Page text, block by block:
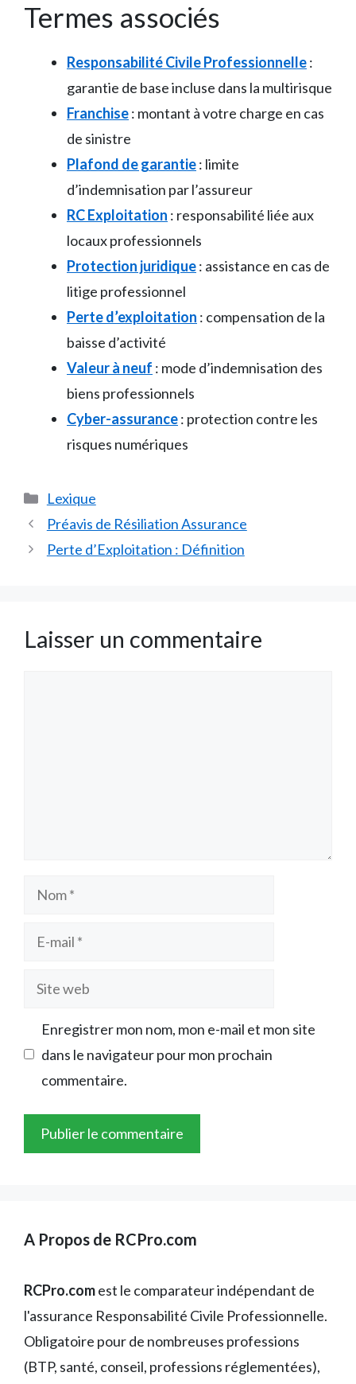
Termes associés
Responsabilité Civile Professionnelle:
garantie de base incluse dans la multirisque
Franchise: montant à votre charge en cas
de sinistre
Plafond de garantie: limite
d’indemnisation par l’assureur
RC Exploitation : responsabilité liée aux
locaux professionnels
Protection juridique: assistance en cas de
litige professionnel
Perte d’exploitation : compensation de la
baisse d’activité
Valeur à neuf : mode d’indemnisation des
biens professionnels
Cyber-assurance: protection contre les
risques numériques
Catégories
Lexique
Préavis de Résiliation Assurance
Perte d’Exploitation : Définition
Laisser un commentaire
Nom
Site
Enregistrer mon nom, mon e-mail et mon site
dans le navigateur pour mon prochain
commentaire.
A Propos de RCPro.com
RCPro.comest le comparateur indépendant de
l'assurance Responsabilité Civile Professionnelle.
Obligatoire pour de nombreuses professions
(BTP, santé, conseil, professions réglementées),